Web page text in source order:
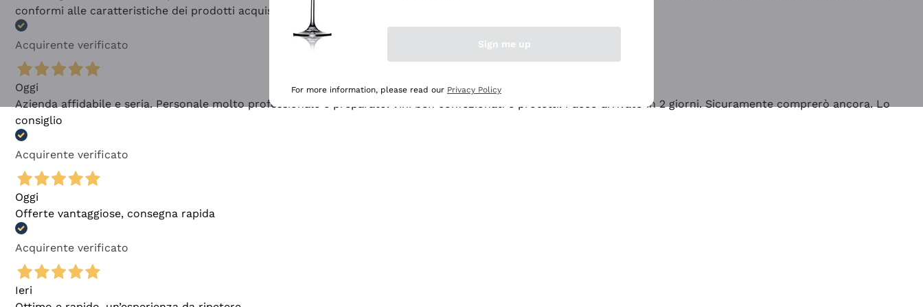
conformi alle caratteristiche dei prodotti acquistati
Acquirente verificato
Oggi
Azienda affidabile e seria. Personale molto professionale e preparato. Vini ben confezionati e protetti. Pacco arrivato in 2 giorni. Sicuramente comprerò ancora. Lo
consiglio
Acquirente verificato
Oggi
Offerte vantaggiose, consegna rapida
Acquirente verificato
Ieri
Sign me up
For more information, please read our Privacy Policy